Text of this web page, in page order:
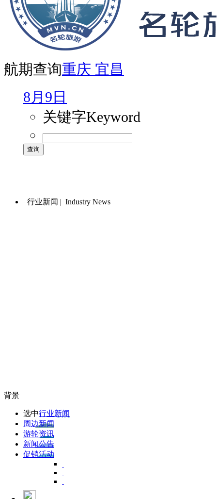
航期查询重庆 宜昌
8月9日
关键字Keyword
行业新闻 | Industry News
背景
选中行业新闻
周边新闻
游轮资讯
新闻公告
促销活动